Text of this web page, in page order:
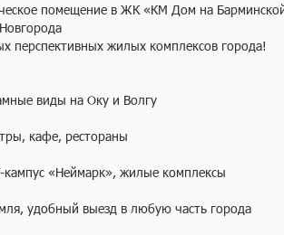
помещение в ЖК «КМ Дом на
перспективных жилых комплексов города!
виды на Оку и Волгу
кафе, рестораны
кампус «Неймарк», жилые комплексы
удобный выезд в любую часть города